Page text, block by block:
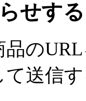
せする
品の
て送信